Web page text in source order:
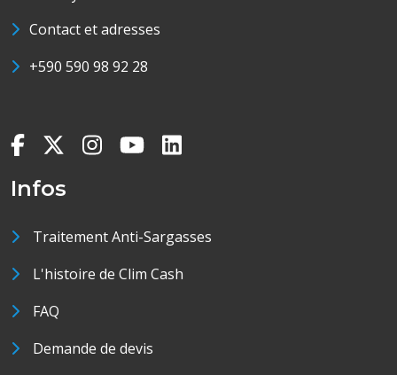
Contact et adresses
+590 590 98 92 28
Infos
Traitement Anti-Sargasses
L'histoire de Clim Cash
FAQ
Demande de devis